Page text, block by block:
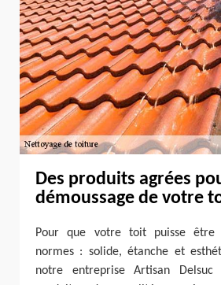
Des produits agrées
démoussage de votre
Pour que votre toit puisse être
normes : solide, étanche et
notre entreprise Artisan Delsuc